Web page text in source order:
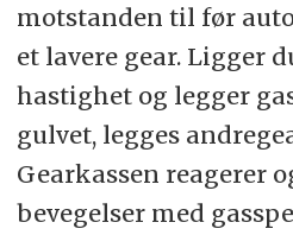
motstanden til før
et lavere gear. Ligger
hastighet og legger
gulvet, legges
Gearkassen reagerer
bevegelser med